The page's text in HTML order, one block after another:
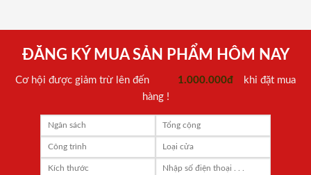
ĐĂNG KÝ MUA SẢN PHẨM HÔM NAY
Cơ hội được giảm trừ lên đến 1.000.000đ
khi đặt mua
hàng !